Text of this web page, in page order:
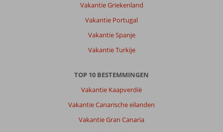
Vakantie Griekenland
Vakantie Portugal
Vakantie Spanje
Vakantie Turkije
TOP 10 BESTEMMINGEN
Vakantie Kaapverdië
Vakantie Canarische eilanden
Vakantie Gran Canaria